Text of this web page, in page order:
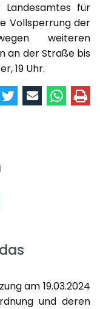
für
Vollsperrung der
weiteren
an der Straße bis
19 Uhr.
am 19.03.2024
und deren